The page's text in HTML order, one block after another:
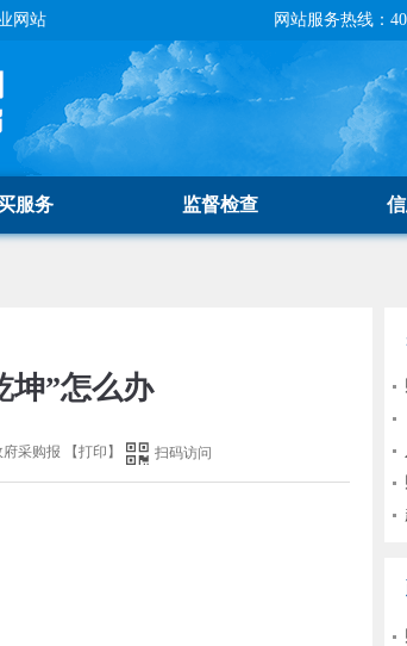
网站 网站服务热线：
服务 监督检查
坤”怎么办
采购报 【打印 】 扫码访问